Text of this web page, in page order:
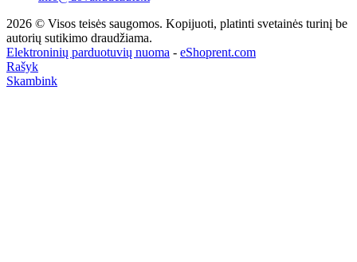
2026 © Visos teisės saugomos. Kopijuoti, platinti svetainės turinį be
autorių sutikimo draudžiama.
Elektroninių parduotuvių nuoma - eShoprent.com
Rašyk
Skambink